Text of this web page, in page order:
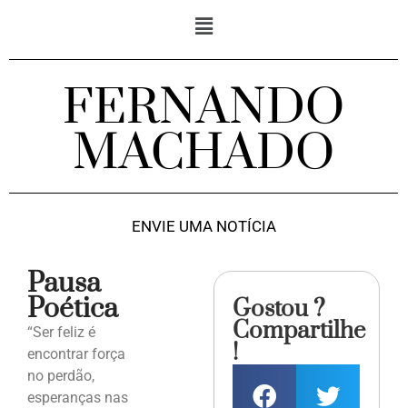
FERNANDO
MACHADO
ENVIE UMA NOTÍCIA
Pausa
Poética
“Ser feliz é
encontrar força
no perdão,
esperanças nas
Gostou ?
Compartilhe
!